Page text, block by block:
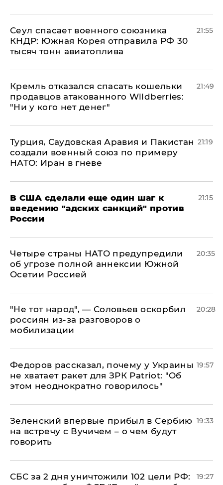
​Сеул спасает военного союзника
КНДР: Южная Корея отправила РФ 30
тысяч тонн авиатоплива
21:55
Кремль отказался спасать кошельки
продавцов атакованного Wildberries:
"Ни у кого нет денег"
21:49
Турция, Саудовская Аравия и Пакистан
создали военный союз по примеру
НАТО: Иран в гневе
21:19
В США сделали еще один шаг к
введению "адских санкций" против
России
21:15
Четыре страны НАТО предупредили
об угрозе полной аннексии Южной
Осетии Россией
20:35
​"Не тот народ", — Соловьев оскорбил
россиян из-за разговоров о
мобилизации
20:28
Федоров рассказал, почему у Украины
не хватает ракет для ЗРК Patriot: "Об
этом неоднократно говорилось"
19:57
Зеленский впервые прибыл в Сербию
на встречу с Вучичем – о чем будут
говорить
19:33
СБС за 2 дня уничтожили 102 цели РФ:
19:27